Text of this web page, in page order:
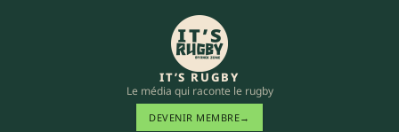
IT’S RUGBY
Le média qui raconte le rugby
DEVENIR MEMBRE→